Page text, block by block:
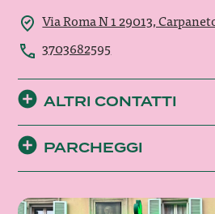
Via Roma N 1 29013,
3703682595
ALTRI CONTATTI
PARCHEGGI